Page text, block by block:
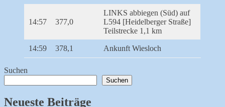
14:57 377,0
LINKS abbiegen (Süd) auf
L594 [Heidelberger Straße]
Teilstrecke 1,1 km
14:59 378,1 Ankunft Wiesloch
Suchen
Suchen
Neueste Beiträge